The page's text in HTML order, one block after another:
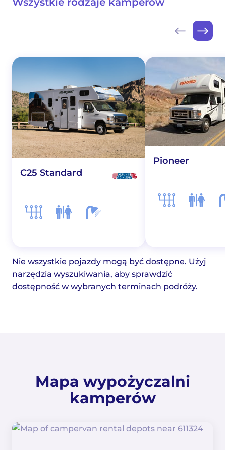
C25 Standard
Pioneer
Nie wszystkie pojazdy mogą być dostępne. Użyj
narzędzia wyszukiwania, aby sprawdzić
dostępność w wybranych terminach podróży.
Mapa wypożyczalni
kamperów